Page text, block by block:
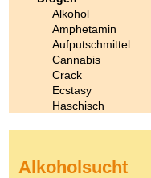
Alkohol
Amphetamin
Aufputschmittel
Cannabis
Crack
Ecstasy
Haschisch
Kokain
Alkoholsucht